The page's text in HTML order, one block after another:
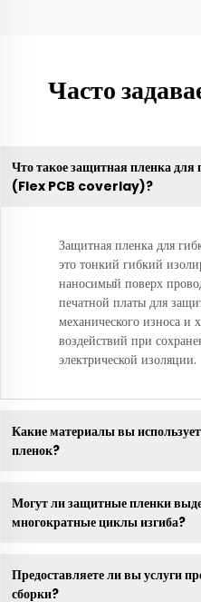
Часто
Что такое защитная пленка для
(Flex PCB coverlay)?
Защитная пленка для
это тонкий гибкий
наносимый поверх
печатной платы для
механического износа и
воздействий при
электрической изоляции.
Какие материалы вы
пленок?
Могут ли защитные пленки
многократные циклы изгиба?
Предоставляете ли вы услуги
сборки?